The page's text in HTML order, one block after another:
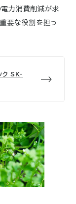
力消費削減が求
要な役割を担っ
ク SK-